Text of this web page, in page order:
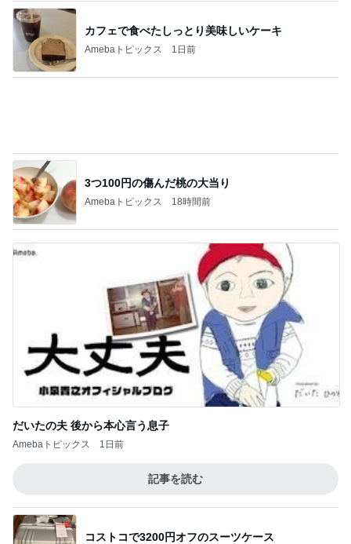
カフェで食べたしっとり美味しいケーキ
Amebaトピックス 1日前
3つ100円の傷んだ桃の大当り
Amebaトピックス 18時間前
だいたの夫 後から本心言う息子
Amebaトピックス 1日前
記事を読む
コストコで3200円オフのスーツケース